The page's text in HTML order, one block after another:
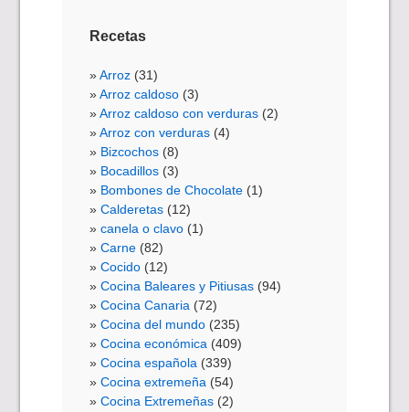
Recetas
Arroz (31)
Arroz caldoso (3)
Arroz caldoso con verduras (2)
Arroz con verduras (4)
Bizcochos (8)
Bocadillos (3)
Bombones de Chocolate (1)
Calderetas (12)
canela o clavo (1)
Carne (82)
Cocido (12)
Cocina Baleares y Pitiusas (94)
Cocina Canaria (72)
Cocina del mundo (235)
Cocina económica (409)
Cocina española (339)
Cocina extremeña (54)
Cocina Extremeñas (2)